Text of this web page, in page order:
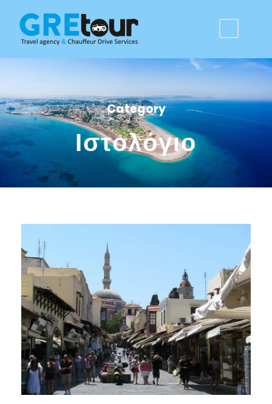
Category
Ιστολόγιο